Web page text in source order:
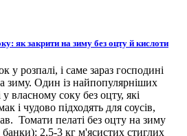
як закрити на зиму без оцту й кислоти
у розпалі, і саме зараз господині
зиму. Один із найпопулярніших
власному соку без оцту, які
і чудово підходять для соусів,
Томати пелаті без оцту на зиму
банки): 2,5-3 кг м'ясистих стиглих